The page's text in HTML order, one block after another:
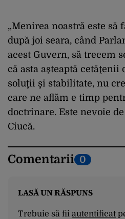
„Menirea noastră este să
după joi seara, când
acest Guvern, să trecem
că asta aşteaptă cetăţenii
soluţii şi stabilitate, nu
care ne aflăm e timp
doctrinare. Este nevoie
Ciucă.
Comentarii 0
LASĂ UN RĂSPUNS
Trebuie să fii autentificat